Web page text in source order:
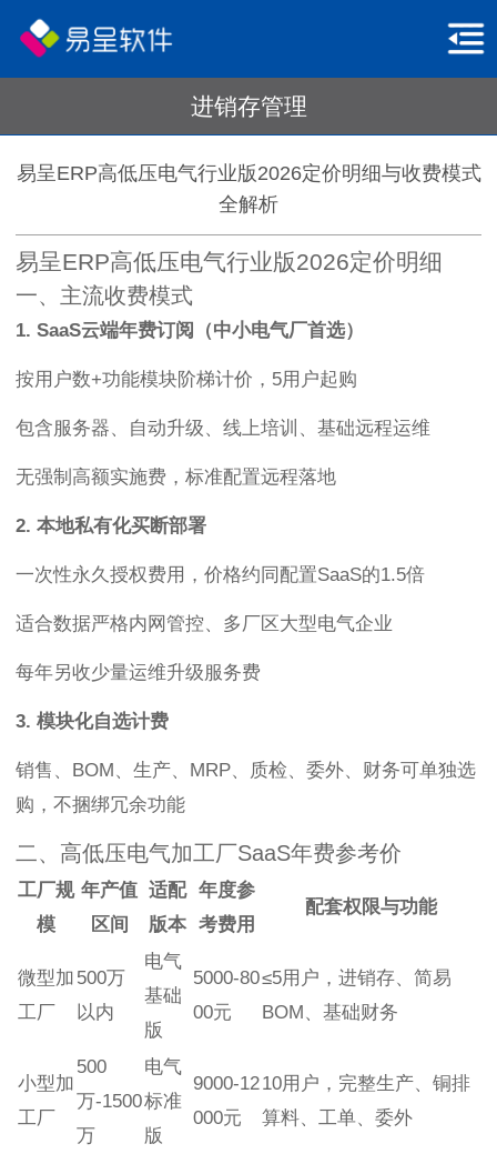
进销存管理
易呈ERP高低压电气行业版2026定价明细与收费模式
全解析
易呈ERP高低压电气行业版2026定价明细
一、主流收费模式
1. SaaS云端年费订阅（中小电气厂首选）
按用户数+功能模块阶梯计价，5用户起购
包含服务器、自动升级、线上培训、基础远程运维
无强制高额实施费，标准配置远程落地
2. 本地私有化买断部署
一次性永久授权费用，价格约同配置SaaS的1.5倍
适合数据严格内网管控、多厂区大型电气企业
每年另收少量运维升级服务费
3. 模块化自选计费
销售、BOM、生产、MRP、质检、委外、财务可单独选
购，不捆绑冗余功能
二、高低压电气加工厂SaaS年费参考价
工厂规
模
年产值
区间
适配
版本
年度参
考费用
配套权限与功能
微型加
工厂
500万
以内
电气
基础
版
5000-80
00元
≤5用户，进销存、简易
BOM、基础财务
小型加
工厂
500
万-1500
万
电气
标准
版
9000-12
000元
10用户，完整生产、铜排
算料、工单、委外